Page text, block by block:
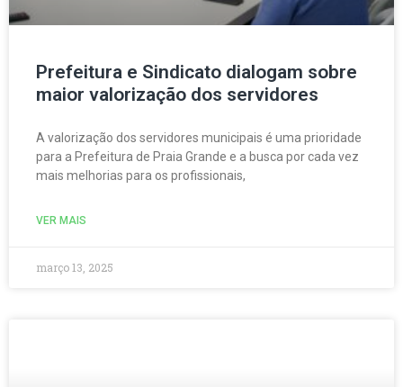
Prefeitura e Sindicato dialogam sobre
maior valorização dos servidores
A valorização dos servidores municipais é uma prioridade
para a Prefeitura de Praia Grande e a busca por cada vez
mais melhorias para os profissionais,
VER MAIS
março 13, 2025